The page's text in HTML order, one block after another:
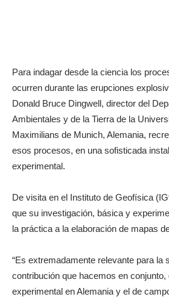
Para indagar desde la ciencia los
ocurren durante las erupciones
Donald Bruce Dingwell, director del
Ambientales y de la Tierra de la
Maximilians de Munich, Alemania,
esos procesos, en una sofisticada
experimental.
De visita en el Instituto de Geofísica
que su investigación, básica y
la práctica a la elaboración de mapas
“Es extremadamente relevante para la
contribución que hacemos en conjunto,
experimental en Alemania y el de